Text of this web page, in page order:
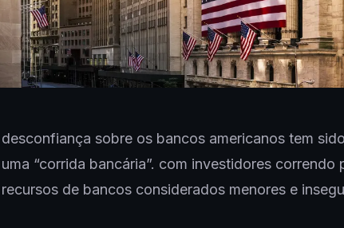
desconfiança sobre os bancos americanos tem
uma “corrida bancária”. com investidores correndo
recursos de bancos considerados menores e